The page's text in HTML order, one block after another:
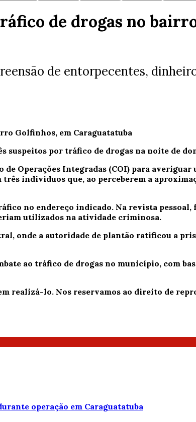
de drogas no
de entorpecentes,
suspeitos por tráfico de drogas na noite de
Operações Integradas (COI) para
indivíduos que, ao perceberem a
no endereço indicado. Na revista
utilizados na atividade criminosa.
onde a autoridade de plantão ratificou a
ao tráfico de drogas no município, com
realizá-lo. Nos reservamos ao direito de